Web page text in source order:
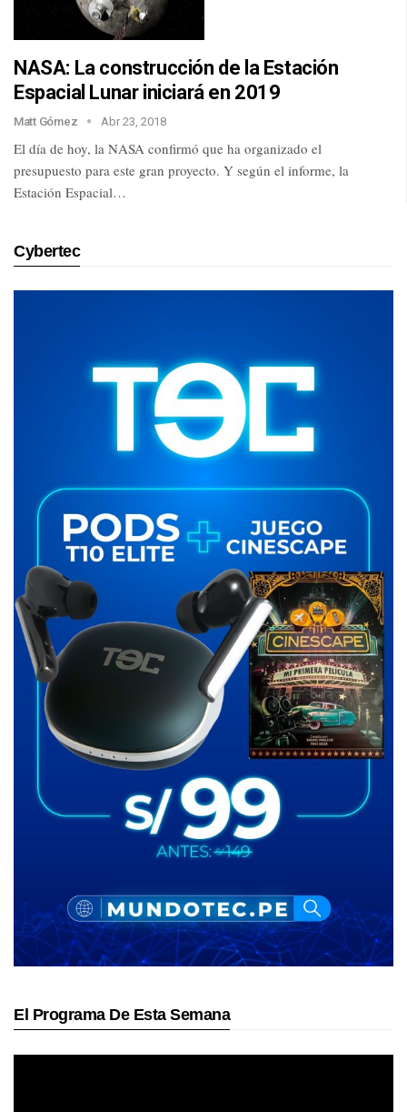
NASA: La construcción de la Estación
Espacial Lunar iniciará en 2019
Matt Gómez Abr 23, 2018
El día de hoy, la NASA confirmó que ha organizado el
presupuesto para este gran proyecto. Y según el informe, la
Estación Espacial…
Cybertec
El Programa De Esta Semana